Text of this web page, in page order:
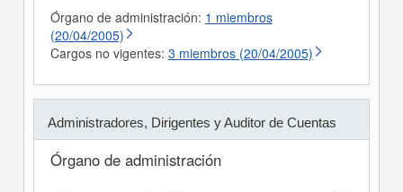
Órgano de administración: 1 miembros
(20/04/2005)
Cargos no vigentes: 3 miembros (20/04/2005)
Administradores, Dirigentes y Auditor de Cuentas
Órgano de administración